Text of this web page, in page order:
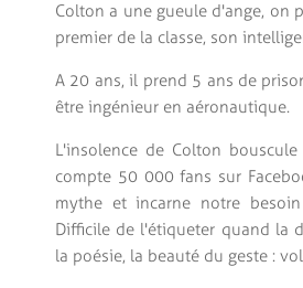
Colton a une gueule d'ange, on
premier de la classe, son
A 20 ans, il prend 5 ans de
être ingénieur en aéronautique.
L'insolence de Colton
compte 50 000 fans sur
mythe et incarne notre
Difficile de l'étiqueter quand la
la poésie, la beauté du geste :